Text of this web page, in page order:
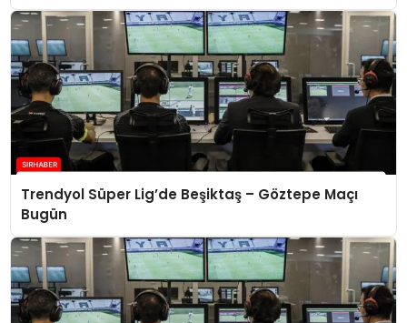
Trendyol Süper Lig’de Beşiktaş – Göztepe Maçı
Bugün